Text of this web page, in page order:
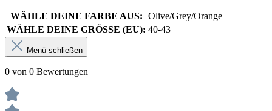
WÄHLE DEINE FARBE AUS: Olive/Grey/Orange
WÄHLE DEINE GRÖSSE (EU): 40-43
Menü schließen
0 von 0 Bewertungen